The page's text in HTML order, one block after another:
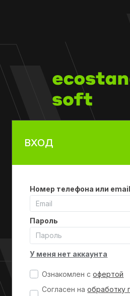
ВХОД
Номер телефона или email
Пароль
У меня нет аккаунта
Ознакомлен софертой
Согласен наобработку